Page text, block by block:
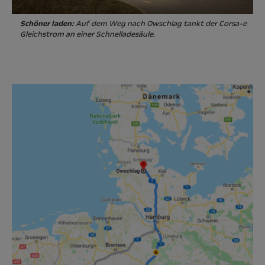
Schöner laden:Auf dem Weg nach Owschlag tankt der Corsa-e
Gleichstrom an einer Schnelladesäule.